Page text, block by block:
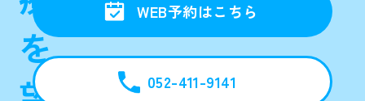
を
WEB予約はこちら
052-411-9141